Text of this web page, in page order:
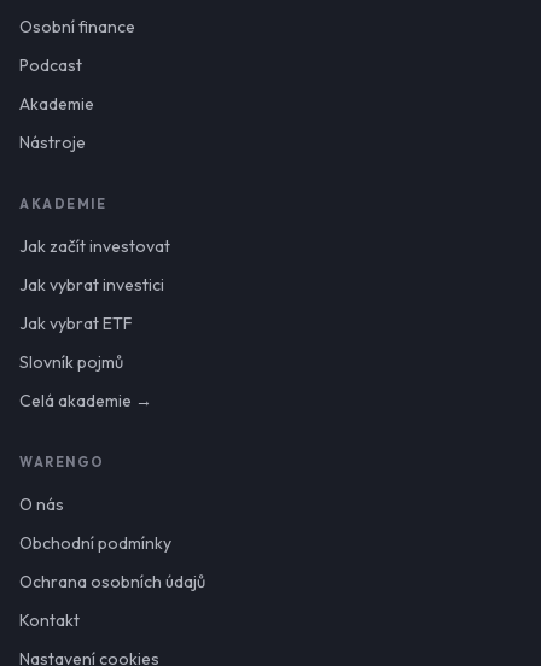
Osobní finance
Podcast
Akademie
Nástroje
AKADEMIE
Jak začít investovat
Jak vybrat investici
Jak vybrat ETF
Slovník pojmů
Celá akademie →
WARENGO
O nás
Obchodní podmínky
Ochrana osobních údajů
Kontakt
Nastavení cookies